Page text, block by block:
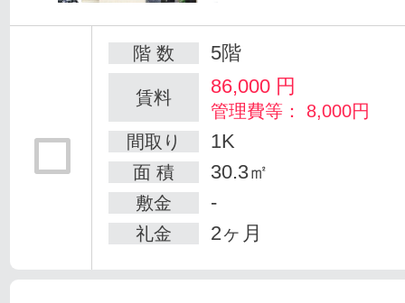
階 数 5階
賃料 86,000 円
管理費等： 8,000円
間取り
1K
面 積 30.3㎡
敷金 -
礼金 2ヶ月